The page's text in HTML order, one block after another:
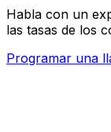
Habla con un
las tasas de los
Programar una